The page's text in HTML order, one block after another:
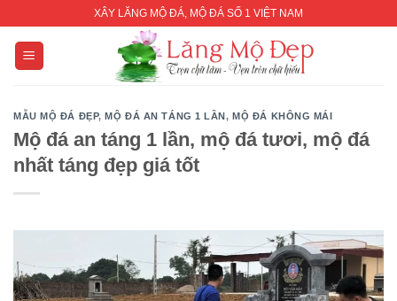
content
XÂY LĂNG MỘ ĐÁ, MỘ ĐÁ SỐ 1 VIỆT NAM
MẪU MỘ ĐÁ ĐẸP,MỘ ĐÁ AN TÁNG 1 LẦN,MỘ ĐÁ KHÔNG MÁI
Mộ đá an táng 1 lần, mộ đá tươi, mộ đá
nhất táng đẹp giá tốt